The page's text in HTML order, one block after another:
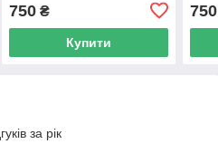
750₴
Купити
750
за рік